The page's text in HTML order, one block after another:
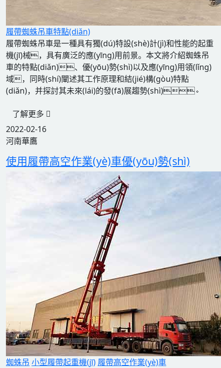
履帶蜘蛛吊車特點(diǎn)
履帶蜘蛛吊車是一種具有獨(dú)特設(shè)計(jì)和性能的起重
機(jī)械，具有廣泛的應(yīng)用前景。本文將介紹蜘蛛吊
車的特點(diǎn)、優(yōu)勢(shì)以及應(yīng)用領(lǐng)
域，同時(shí)闡述其工作原理和結(jié)構(gòu)特點
(diǎn)，并探討其未來(lái)的發(fā)展趨勢(shì)。
了解更多
2022-02-16
河南華鷹
使用履帶高空作業(yè)車優(yōu)勢(shì)
蜘蛛吊 小型履帶起重機(jī) 履帶高空作業(yè)車